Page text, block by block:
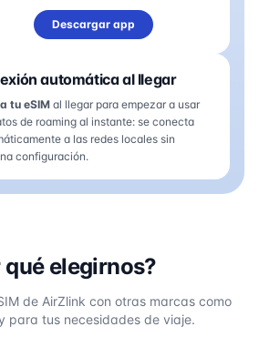
Descargar app
automática al llegar
tu eSIM al llegar para empezar a usar
de roaming al instante: se conecta
a las redes locales sin
configuración.
qué elegirnos?
de AirZlink con otras marcas como
para tus necesidades de viaje.